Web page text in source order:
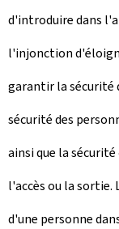
d'introduire dans
l'injonction
garantir la sécurité
sécurité des
ainsi que la
l'accès ou la sortie.
d'une personne